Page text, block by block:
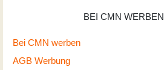
BEI CMN WERBEN
Bei CMN werben
AGB Werbung